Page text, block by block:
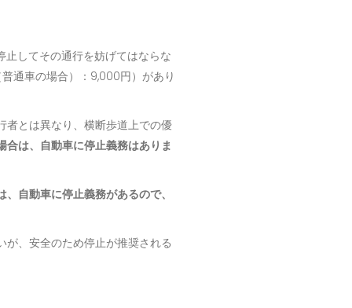
してその通行を妨げてはならな
通車の場合）：9,000円）があり
者とは異なり、横断歩道上での優
合は、自動車に停止義務はありま
自動車に停止義務があるので、
、安全のため停止が推奨される